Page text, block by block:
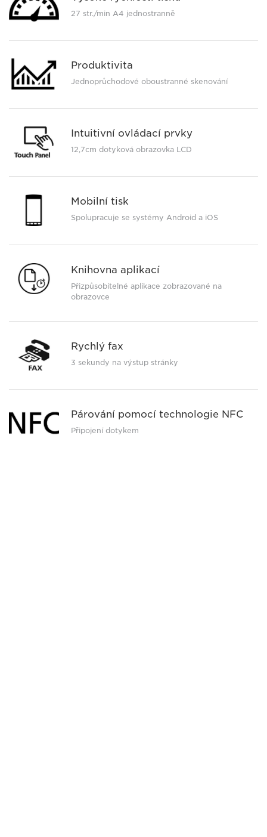
27 str./min A4 jednostranně
Produktivita
Jednoprůchodové oboustranné skenování
Intuitivní ovládací prvky
12,7cm dotyková obrazovka LCD
Mobilní tisk
Spolupracuje se systémy Android a iOS
Knihovna aplikací
Přizpůsobitelné aplikace zobrazované na
obrazovce
Rychlý fax
3 sekundy na výstup stránky
Párování pomocí technologie NFC
Připojení dotykem